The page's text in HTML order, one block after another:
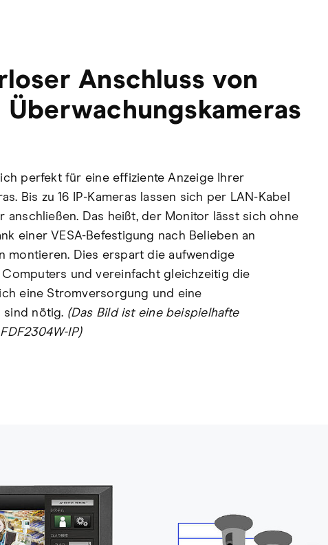
Anschluss von
Überwachungskameras
perfekt für eine effiziente Anzeige Ihrer
Bis zu 16 IP-Kameras lassen sich per LAN-Kabel
anschließen. Das heißt, der Monitor lässt sich ohne
einer VESA-Befestigung nach Belieben an
montieren. Dies erspart die aufwendige
und vereinfacht gleichzeitig die
eine Stromversorgung und eine
sind nötig. (Das Bild ist eine beispielhafte
IP)